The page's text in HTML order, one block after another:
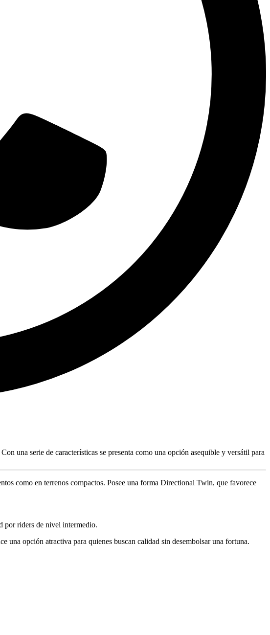
una serie de características se presenta como una opción asequible y versátil para
como en terrenos compactos. Posee una forma Directional Twin, que favorece
por riders de nivel intermedio.
una opción atractiva para quienes buscan calidad sin desembolsar una fortuna.